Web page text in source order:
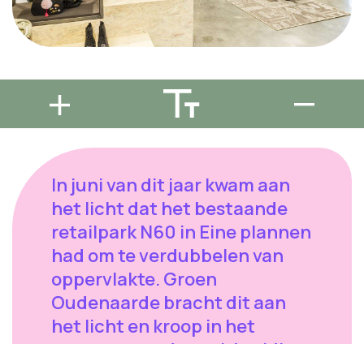
In juni van dit jaar kwam aan
het licht dat het bestaande
retailpark N60 in Eine plannen
had om te verdubbelen van
oppervlakte. Groen
Oudenaarde bracht dit aan
het licht en kroop in het